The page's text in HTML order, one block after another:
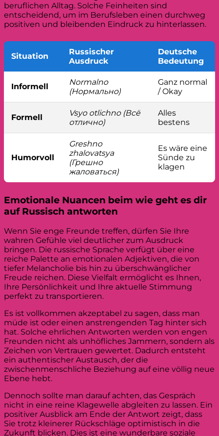
beruflichen Alltag. Solche Feinheiten sind
entscheidend, um im Berufsleben einen durchweg
positiven und bleibenden Eindruck zu hinterlassen.
Situation
Russischer
Ausdruck
Deutsche
Bedeutung
Informell
Normalno
(Нормально)
Ganz normal
/ Okay
Formell
Vsyo otlichno (Всё
отлично)
Alles
bestens
Humorvoll
Greshno
zhalovatsya
(Грешно
жаловаться)
Es wäre eine
Sünde zu
klagen
Emotionale Nuancen beim wie geht es dir
auf Russisch antworten
Wenn Sie enge Freunde treffen, dürfen Sie Ihre
wahren Gefühle viel deutlicher zum Ausdruck
bringen. Die russische Sprache verfügt über eine
reiche Palette an emotionalen Adjektiven, die von
tiefer Melancholie bis hin zu überschwänglicher
Freude reichen. Diese Vielfalt ermöglicht es Ihnen,
Ihre Persönlichkeit und Ihre aktuelle Stimmung
perfekt zu transportieren.
Es ist vollkommen akzeptabel zu sagen, dass man
müde ist oder einen anstrengenden Tag hinter sich
hat. Solche ehrlichen Antworten werden von engen
Freunden nicht als unhöfliches Jammern, sondern als
Zeichen von Vertrauen gewertet. Dadurch entsteht
ein authentischer Austausch, der die
zwischenmenschliche Beziehung auf eine völlig neue
Ebene hebt.
Dennoch sollte man darauf achten, das Gespräch
nicht in eine reine Klagewelle abgleiten zu lassen. Ein
positiver Ausblick am Ende der Antwort zeigt, dass
Sie trotz kleinerer Rückschläge optimistisch in die
Zukunft blicken. Dies ist eine wunderbare soziale